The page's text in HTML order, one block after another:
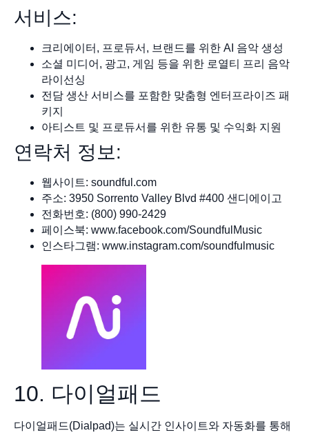
서비스:
크리에이터, 프로듀서, 브랜드를 위한 AI 음악 생성
소셜 미디어, 광고, 게임 등을 위한 로열티 프리 음악
라이선싱
전담 생산 서비스를 포함한 맞춤형 엔터프라이즈 패
키지
아티스트 및 프로듀서를 위한 유통 및 수익화 지원
연락처 정보:
웹사이트: soundful.com
주소: 3950 Sorrento Valley Blvd #400 샌디에이고
전화번호: (800) 990-2429
페이스북: www.facebook.com/SoundfulMusic
인스타그램: www.instagram.com/soundfulmusic
10. 다이얼패드
다이얼패드(Dialpad)는 실시간 인사이트와 자동화를 통해